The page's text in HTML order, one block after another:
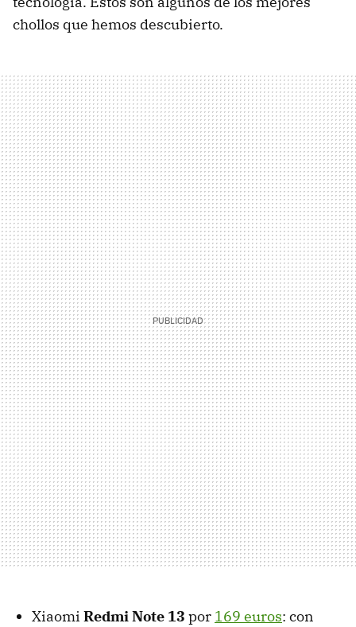
chollos que hemos descubierto.
Xiaomi Redmi Note 13 por 169 euros: con